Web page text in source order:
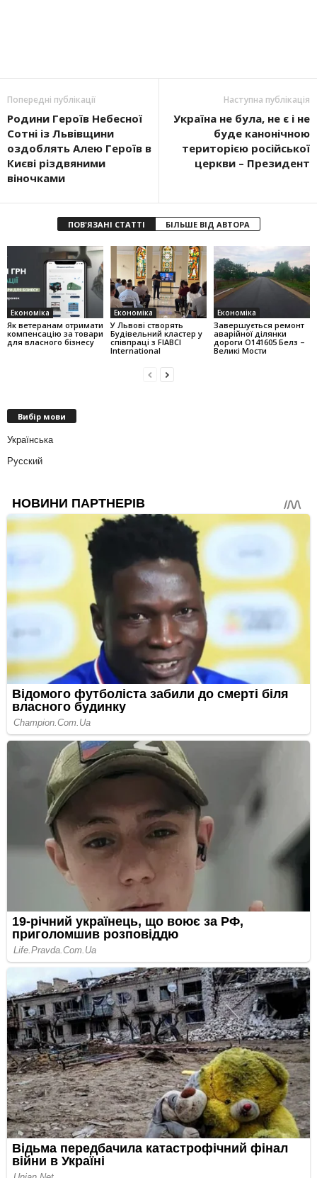
Попередні публікації
Родини Героїв Небесної
Сотні із Львівщини
оздоблять Алею Героїв в
Києві різдвяними
віночками
Наступна публікація
Україна не була, не є і не
буде канонічною
територією російської
церкви – Президент
ПОВ'ЯЗАНІ СТАТТІ БІЛЬШЕ ВІД АВТОРА
Економіка
Як ветеранам отримати
компенсацію за товари
для власного бізнесу
Економіка
У Львові створять
Будівельний кластер у
співпраці з FIABCI
International
Економіка
Завершується ремонт
аварійної ділянки
дороги О141605 Белз –
Великі Мости
Вибір мови
Українська
Русский